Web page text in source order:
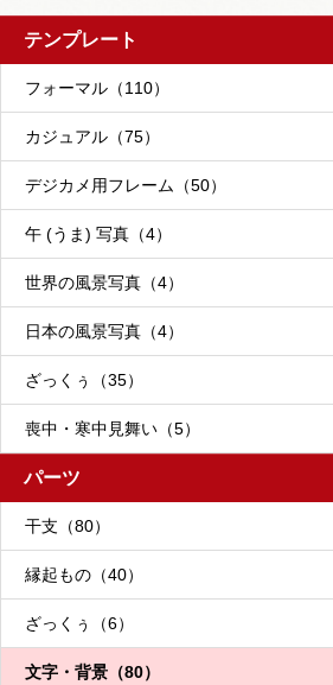
テンプレート
フォーマル（110）
カジュアル（75）
デジカメ用フレーム（50）
午 (うま) 写真（4）
世界の風景写真（4）
日本の風景写真（4）
ざっくぅ（35）
喪中・寒中見舞い（5）
パーツ
干支（80）
縁起もの（40）
ざっくぅ（6）
文字・背景（80）